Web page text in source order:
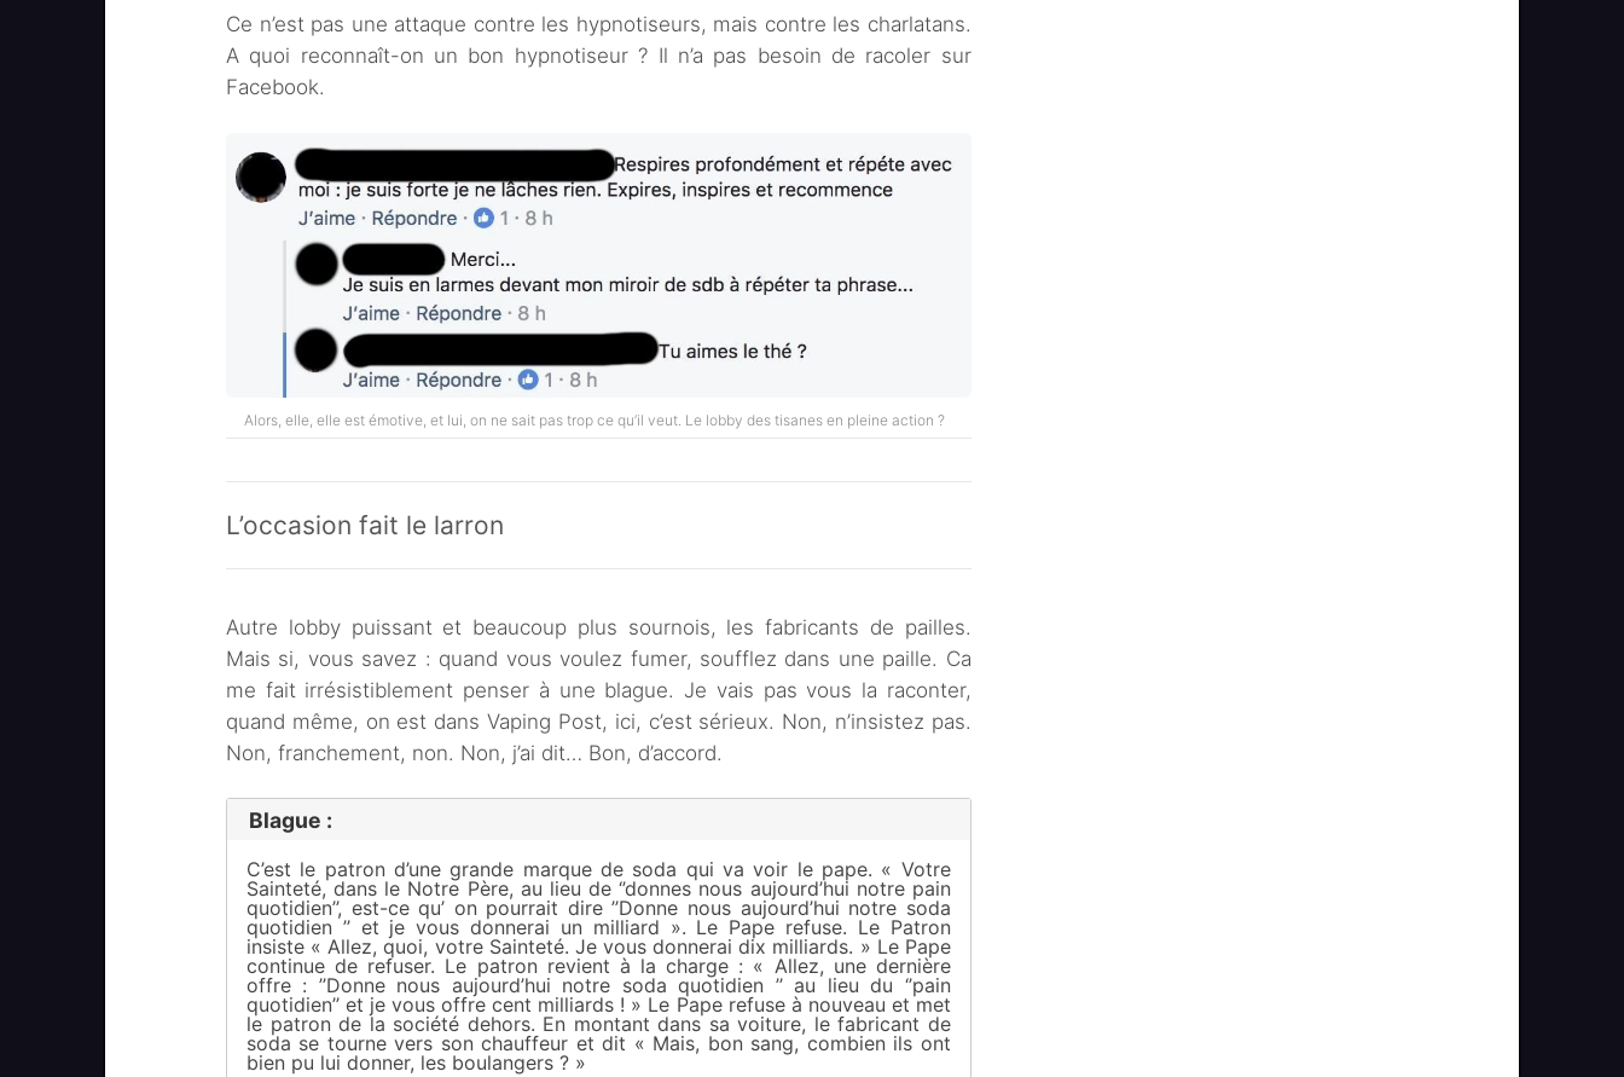
Ce n’est pas une attaque contre les hypnotiseurs, mais contre les charlatans.
A quoi reconnaît-on un bon hypnotiseur ? Il n’a pas besoin de racoler sur
Facebook.
Alors, elle, elle est émotive, et lui, on ne sait pas trop ce qu’il veut. Le lobby des tisanes en pleine action ?
L’occasion fait le larron
Autre lobby puissant et beaucoup plus sournois, les fabricants de pailles.
Mais si, vous savez : quand vous voulez fumer, soufflez dans une paille. Ca
me fait irrésistiblement penser à une blague. Je vais pas vous la raconter,
quand même, on est dans Vaping Post, ici, c’est sérieux. Non, n’insistez pas.
Non, franchement, non. Non, j’ai dit… Bon, d’accord.
Blague :
C’est le patron d’une grande marque de soda qui va voir le pape. « Votre
Sainteté, dans le Notre Père, au lieu de ‘’donnes nous aujourd’hui notre pain
quotidien’’, est-ce qu’ on pourrait dire ’’Donne nous aujourd’hui notre soda
quotidien ’’ et je vous donnerai un milliard ». Le Pape refuse. Le Patron
insiste « Allez, quoi, votre Sainteté. Je vous donnerai dix milliards. » Le Pape
continue de refuser. Le patron revient à la charge : « Allez, une dernière
offre : ’’Donne nous aujourd’hui notre soda quotidien ’’ au lieu du ‘’pain
quotidien’’ et je vous offre cent milliards ! » Le Pape refuse à nouveau et met
le patron de la société dehors. En montant dans sa voiture, le fabricant de
soda se tourne vers son chauffeur et dit « Mais, bon sang, combien ils ont
bien pu lui donner, les boulangers ? »